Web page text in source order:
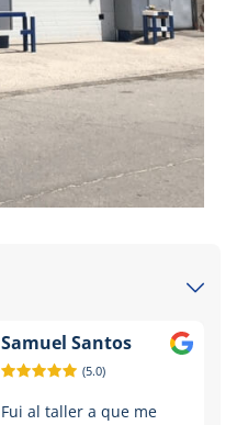
Samuel Santos
(5.0)
Fui al taller a que me